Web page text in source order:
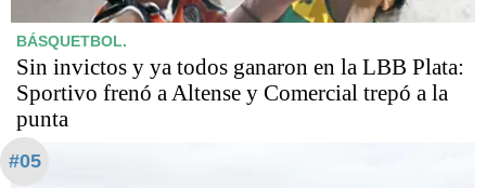
BÁSQUETBOL.
Sin invictos y ya todos ganaron en la LBB Plata:
Sportivo frenó a Altense y Comercial trepó a la
punta
#05